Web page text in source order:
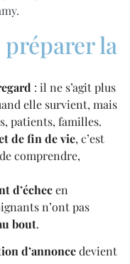
la
: il ne s’agit plus
elle survient, mais
patients, familles.
de fin de vie, c’est
comprendre,
d’échecen
n’ont pas
bout.
d’annoncedevient